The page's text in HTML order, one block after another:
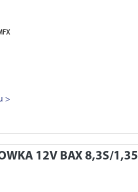
>
12V BAX 8,3S/1,35